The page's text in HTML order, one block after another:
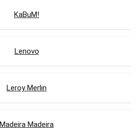
KaBuM!
Lenovo
Leroy Merlin
Madeira Madeira